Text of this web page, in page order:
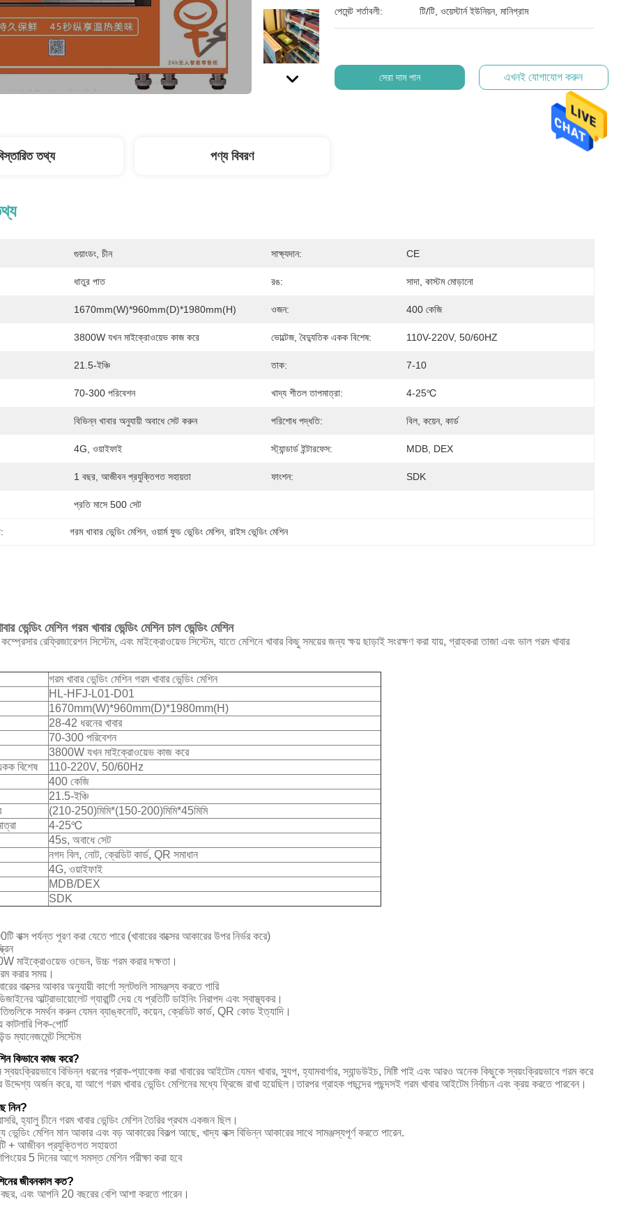
পেমেন্ট শর্তাবলী: টি/টি, ওয়েস্টার্ন ইউনিয়ন, মানিগ্রাম
সেরা দাম পান এখনই যোগাযোগ করুন
তথ্য পণ্য বিবরণ
গুয়াংডং, চীন সাক্ষ্যদান: CE
ধাতুর পাত রঙ: সাদা, কাস্টম মোড়ানো
1670mm(W)*960mm(D)*1980mm(H) ওজন: 400 কেজি
3800W যখন মাইক্রোওয়েভ কাজ করে ভোল্টেজ, বৈদ্যুতিক একক বিশেষ: 110V-220V, 50/60HZ
21.5-ইঞ্চি তাক: 7-10
70-300 পরিবেশন খাদ্য শীতল তাপমাত্রা: 4-25℃
বিভিন্ন খাবার অনুযায়ী অবাধে সেট করুন পরিশোধ পদ্ধতি: বিল, কয়েন, কার্ড
4G, ওয়াইফাই স্ট্যান্ডার্ড ইন্টারফেস: MDB, DEX
1 বছর, আজীবন প্রযুক্তিগত সহায়তা ফাংশন: SDK
প্রতি মাসে 500 সেট
গরম খাবার ভেন্ডিং মেশিন, ওয়ার্ম ফুড ভেন্ডিং মেশিন, রাইস ভেন্ডিং মেশিন
ভেন্ডিং মেশিন গরম খাবার ভেন্ডিং মেশিন চাল ভেন্ডিং মেশিন
কম্প্রেসার রেফ্রিজারেশন সিস্টেম, এবং মাইক্রোওয়েভ সিস্টেম, যাতে মেশিনে খাবার কিছু সময়ের জন্য ক্ষয় ছাড়াই সংরক্ষণ করা যায়, গ্রাহকরা তাজা এবং ভাল গরম খাবার
গরম খাবার ভেন্ডিং মেশিন গরম খাবার ভেন্ডিং মেশিন
HL-HFJ-L01-D01
1670mm(W)*960mm(D)*1980mm(H)
28-42 ধরনের খাবার
70-300 পরিবেশন
3800W যখন মাইক্রোওয়েভ কাজ করে
বিশেষ
110-220V, 50/60Hz
400 কেজি
21.5-ইঞ্চি
(210-250)মিমি*(150-200)মিমি*45মিমি
4-25℃
45s, অবাধে সেট
নগদ বিল, নোট, ক্রেডিট কার্ড, QR সমাধান
4G, ওয়াইফাই
MDB/DEX
SDK
বাক্স পর্যন্ত পূরণ করা যেতে পারে (খাবারের বাক্সের আকারের উপর নির্ভর করে)
মাইক্রোওয়েভ ওভেন, উচ্চ গরম করার দক্ষতা।
করার সময়।
বাক্সের আকার অনুযায়ী কার্গো স্লটগুলি সামঞ্জস্য করতে পারি
আল্ট্রাভায়োলেট গ্যারান্টি দেয় যে প্রতিটি ডাইনিং নিরাপদ এবং স্বাস্থ্যকর।
সমর্থন করুন যেমন ব্যাঙ্কনোট, কয়েন, ক্রেডিট কার্ড, QR কোড ইত্যাদি।
পিক-পোর্ট
ম্যানেজমেন্ট সিস্টেম
কিভাবে কাজ করে?
স্বয়ংক্রিয়ভাবে বিভিন্ন ধরনের প্রাক-প্যাকেজ করা খাবারের আইটেম যেমন খাবার, স্যুপ, হ্যামবার্গার, স্যান্ডউইচ, মিষ্টি পাই এবং আরও অনেক কিছুকে স্বয়ংক্রিয়ভাবে গরম করে
উদ্দেশ্য অর্জন করে, যা আগে গরম খাবার ভেন্ডিং মেশিনের মধ্যে ফ্রিজে রাখা হয়েছিল।তারপর গ্রাহক পছন্দের পছন্দসই গরম খাবার আইটেম নির্বাচন এবং ক্রয় করতে পারবেন।
নিন?
হ্যালু চীনে গরম খাবার ভেন্ডিং মেশিন তৈরির প্রথম একজন ছিল।
মেশিন মান আকার এবং বড় আকারের বিকল্প আছে, খাদ্য বাক্স বিভিন্ন আকারের সাথে সামঞ্জস্যপূর্ণ করতে পারেন.
+ আজীবন প্রযুক্তিগত সহায়তা
5 দিনের আগে সমস্ত মেশিন পরীক্ষা করা হবে
জীবনকাল কত?
এবং আপনি 20 বছরের বেশি আশা করতে পারেন।